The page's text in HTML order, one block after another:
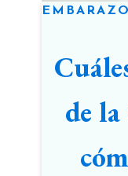
EMBARAZO
de